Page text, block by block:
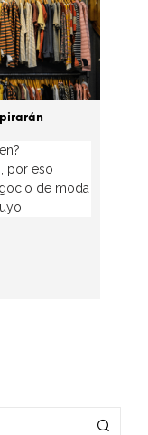
por eso
de moda